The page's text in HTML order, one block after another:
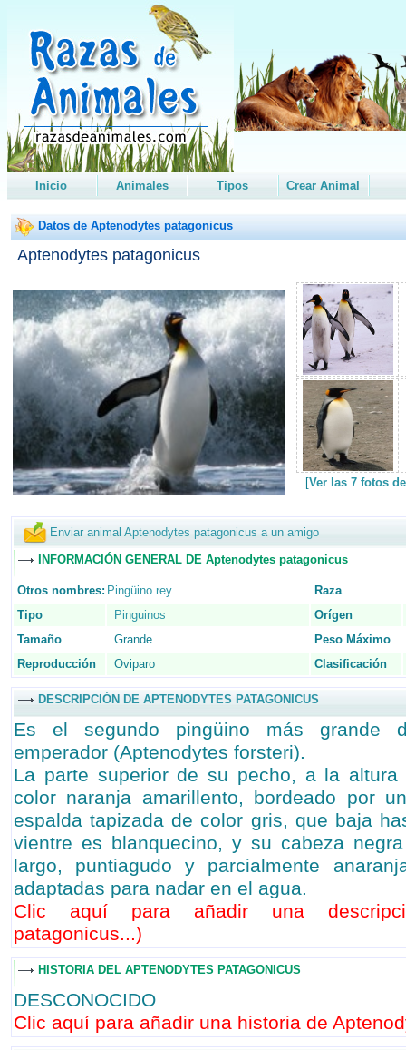
Inicio Animales Tipos Crear Animal
Datos de Aptenodytes patagonicus
Aptenodytes patagonicus
[Ver las 7 fotos
Enviar animal Aptenodytes patagonicus a un amigo
INFORMACIÓN GENERAL DE Aptenodytes patagonicus
Otros nombres: Pingüino rey
Raza
Tipo
Pinguinos
Orígen
Tamaño
Grande Peso Máximo
Reproducción
Oviparo Clasificación
DESCRIPCIÓN DE APTENODYTES PATAGONICUS
Es el segundo pingüino más grande
emperador (Aptenodytes forsteri).
La parte superior de su pecho, a la
color naranja amarillento, bordeado por
espalda tapizada de color gris, que baja
vientre es blanquecino, y su cabeza
largo, puntiagudo y parcialmente
adaptadas para nadar en el agua.
Clic aquí para añadir una
patagonicus...)
HISTORIA DEL APTENODYTES PATAGONICUS
DESCONOCIDO
Clic aquí para añadir una historia de